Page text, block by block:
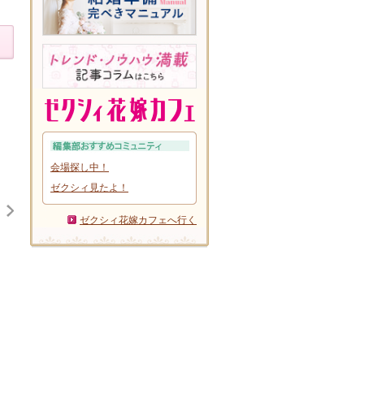
会場探し中！
ゼクシィ見たよ！
ゼクシィ花嫁カフェへ行く